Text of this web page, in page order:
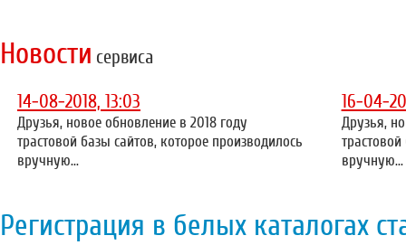
Новости сервиса
14-08-2018, 13:03
Друзья, новое обновление в 2018 году
трастовой базы сайтов, которое производилось
вручную...
16-04-
Друзья,
вручную...
Регистрация в белых каталогах